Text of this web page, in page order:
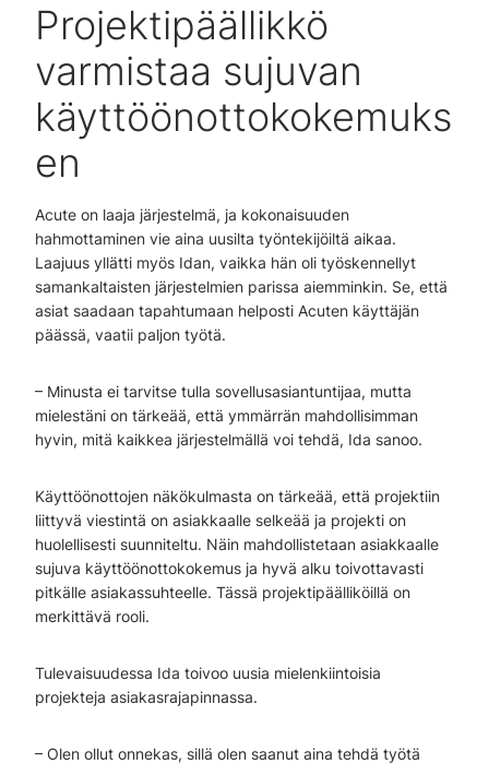
Projektipäällikkö
varmistaa sujuvan
käyttöönottokokemuks
en
Acute on laaja järjestelmä, ja kokonaisuuden
hahmottaminen vie aina uusilta työntekijöiltä aikaa.
Laajuus yllätti myös Idan, vaikka hän oli työskennellyt
samankaltaisten järjestelmien parissa aiemminkin. Se, että
asiat saadaan tapahtumaan helposti Acuten käyttäjän
päässä, vaatii paljon työtä.
– Minusta ei tarvitse tulla sovellusasiantuntijaa, mutta
mielestäni on tärkeää, että ymmärrän mahdollisimman
hyvin, mitä kaikkea järjestelmällä voi tehdä, Ida sanoo.
Käyttöönottojen näkökulmasta on tärkeää, että projektiin
liittyvä viestintä on asiakkaalle selkeää ja projekti on
huolellisesti suunniteltu. Näin mahdollistetaan asiakkaalle
sujuva käyttöönottokokemus ja hyvä alku toivottavasti
pitkälle asiakassuhteelle. Tässä projektipäälliköillä on
merkittävä rooli.
Tulevaisuudessa Ida toivoo uusia mielenkiintoisia
projekteja asiakasrajapinnassa.
– Olen ollut onnekas, sillä olen saanut aina tehdä työtä